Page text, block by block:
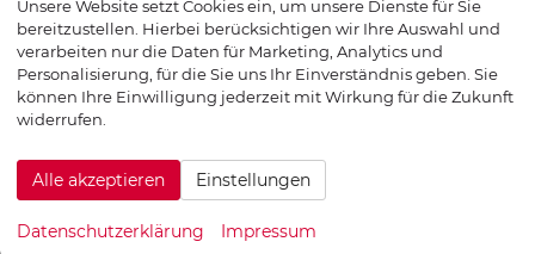
EXTRAS:
Metallic
Dachreling
LM-Felgen
Sommerreifen
Reifendruckkontrolle
Kurven-/Abbiegelicht
Unsere Website setzt Cookies ein, um unsere Dienste für Sie
bereitzustellen. Hierbei berücksichtigen wir Ihre Auswahl und
verarbeiten nur die Daten für Marketing, Analytics und
Personalisierung, für die Sie uns Ihr Einverständnis geben. Sie
können Ihre Einwilligung jederzeit mit Wirkung für die Zukunft
widerrufen.
Alle akzeptieren Einstellungen
Datenschutzerklärung Impressum